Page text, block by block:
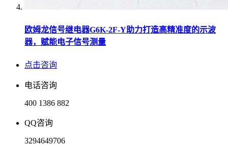
欧姆龙信号继电器G6K-2F-Y助力打造高精准度的示波
器，赋能电子信号测量
点击咨询
电话咨询
400 1386 882
QQ咨询
3294649706